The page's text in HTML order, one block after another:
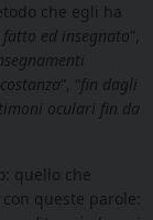
che egli ha
ed insegnato”,
”, “fin dagli
oculari fin da
quello che
queste parole: